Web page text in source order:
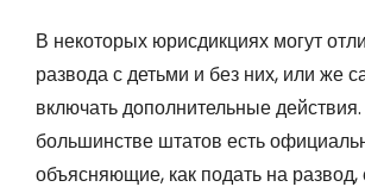
В некоторых юрисдикциях могут
развода с детьми и без них, или же
включать дополнительные
большинстве штатов есть
объясняющие, как подать на развод,